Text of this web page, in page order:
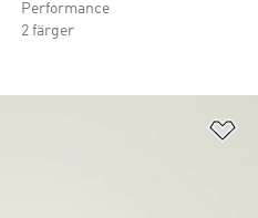
Performance
2 färger